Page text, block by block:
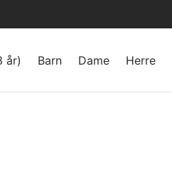
år) Barn Dame Herre